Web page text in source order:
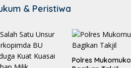
& Peristiwa
Polres Mukomuko